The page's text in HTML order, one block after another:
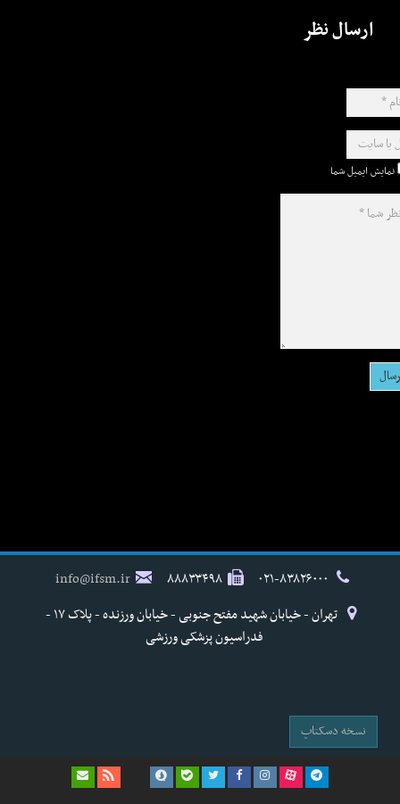
ارسال نظر
نمایش ایمیل شما
۸۸۸۳۳۴۹۸
info@ifsm.ir
تهران - خیابان شهید مفتح جنوبی - خیابان ورزنده - پلاک ۱۷ -
فدراسیون پزشکی ورزشی
نسخه دسکتاپ